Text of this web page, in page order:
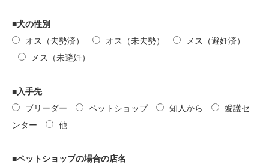
■犬の性別
オス（去勢済）
オス（未去勢）
メス（避妊済）
メス（未避妊）
■入手先
ブリーダー
ペットショップ 知人から
愛護セ
ンター
他
■ペットショップの場合の店名